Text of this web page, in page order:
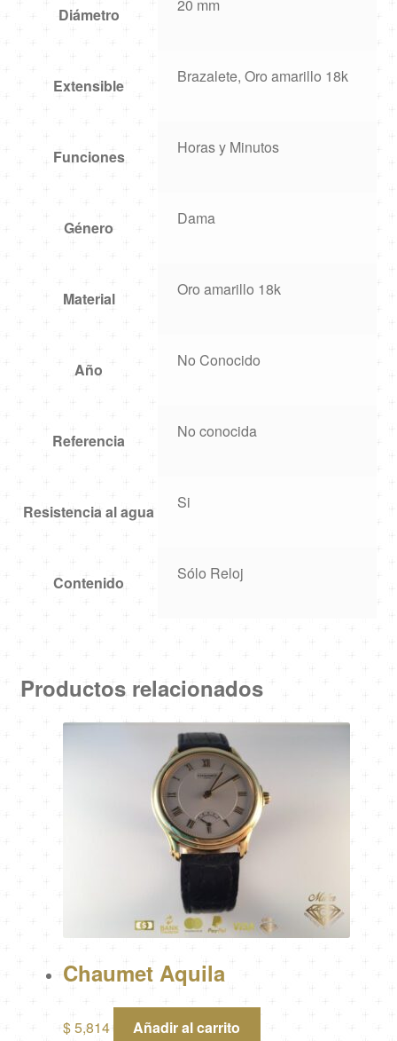
Diámetro 20 mm
Extensible Brazalete, Oro amarillo 18k
Funciones Horas y Minutos
Género Dama
Material Oro amarillo 18k
Año No Conocido
Referencia No conocida
Resistencia al agua Si
Contenido Sólo Reloj
Productos relacionados
Chaumet Aquila
$5,814 Añadir al carrito